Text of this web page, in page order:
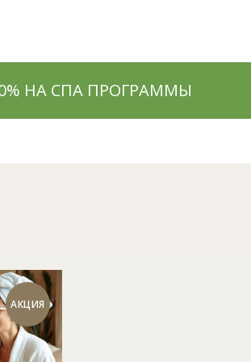
НА СПА ПРОГРАММЫ
АКЦИЯ